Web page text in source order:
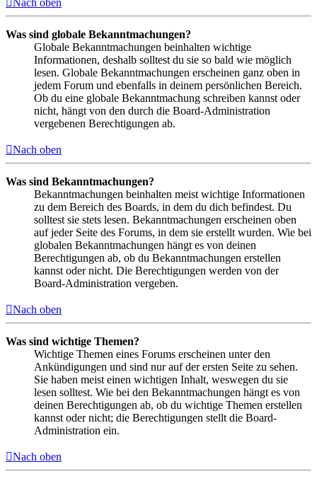
Was sind globale Bekanntmachungen?
Globale Bekanntmachungen beinhalten wichtige
Informationen, deshalb solltest du sie so bald wie möglich
lesen. Globale Bekanntmachungen erscheinen ganz oben in
jedem Forum und ebenfalls in deinem persönlichen Bereich.
Ob du eine globale Bekanntmachung schreiben kannst oder
nicht, hängt von den durch die Board-Administration
vergebenen Berechtigungen ab.
Nach oben
Was sind Bekanntmachungen?
Bekanntmachungen beinhalten meist wichtige Informationen
zu dem Bereich des Boards, in dem du dich befindest. Du
solltest sie stets lesen. Bekanntmachungen erscheinen oben
auf jeder Seite des Forums, in dem sie erstellt wurden. Wie bei
globalen Bekanntmachungen hängt es von deinen
Berechtigungen ab, ob du Bekanntmachungen erstellen
kannst oder nicht. Die Berechtigungen werden von der
Board-Administration vergeben.
Nach oben
Was sind wichtige Themen?
Wichtige Themen eines Forums erscheinen unter den
Ankündigungen und sind nur auf der ersten Seite zu sehen.
Sie haben meist einen wichtigen Inhalt, weswegen du sie
lesen solltest. Wie bei den Bekanntmachungen hängt es von
deinen Berechtigungen ab, ob du wichtige Themen erstellen
kannst oder nicht; die Berechtigungen stellt die Board-
Administration ein.
Nach oben